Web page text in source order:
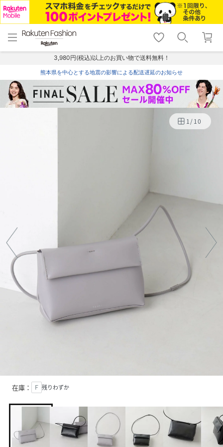
menu home
トップ
shopping_cart lock_outline
ログイン
3,980円(税込)以上のお買い物で送料無料！
熊本県を中心とする地震の影響による配送遅延のお知らせ
1/10
在庫： Ｆ 残りわずか